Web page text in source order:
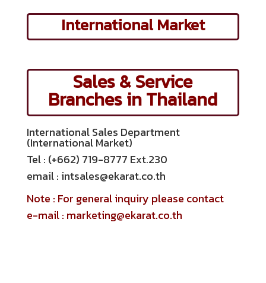
International Market
Sales & Service
Branchesin Thailand
International Sales Department
(International Market)
Tel : (+662) 719-8777 Ext.230
email : intsales@ekarat.co.th
Note : For general inquiry please contact
e-mail : marketing@ekarat.co.th